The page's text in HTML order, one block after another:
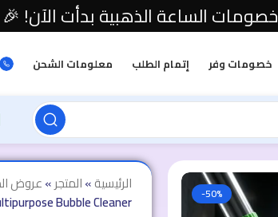
خصومات وفر إتمام الطلب معلومات الشحن
-50% الرئيسية»المتجر»عروض
Bubble Cleaner
خصومات الساعة الذهبية بدأت الآن! 🎉